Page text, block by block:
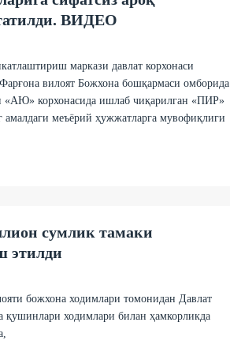
ВИДЕО
маркази давлат корхонаси
вилоят Божхона бошқармаси омборида
«АЮ» корхонасида ишлаб чиқарилган «ПИР»
амалдаги меъёрий ҳужжатларга мувофиқлиги
сумлик тамаки
этилди
божхона ходимлари томонидан Давлат
қушинлари ходимлари билан ҳамкорликда